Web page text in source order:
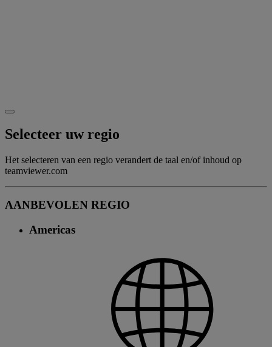
Selecteer uw regio
Het selecteren van een regio verandert de taal en/of inhoud op
teamviewer.com
AANBEVOLEN REGIO
Americas